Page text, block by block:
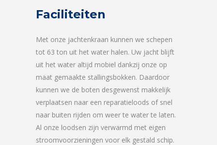
Faciliteiten
Met onze jachtenkraan kunnen we schepen
tot 63 ton uit het water halen. Uw jacht blijft
uit het water altijd mobiel dankzij onze op
maat gemaakte stallingsbokken. Daardoor
kunnen we de boten desgewenst makkelijk
verplaatsen naar een reparatieloods of snel
naar buiten rijden om weer te water te laten.
Al onze loodsen zijn verwarmd met eigen
stroomvoorzieningen voor elk gestald schip.